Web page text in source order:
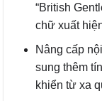
“British
chữ xuất
Nâng cấp
sung thêm
khiển từ xa